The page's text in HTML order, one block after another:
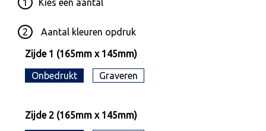
1 Kies een aantal
2 Aantal kleuren opdruk
Zijde 1 (165mm x 145mm)
Onbedrukt Graveren
Zijde 2 (165mm x 145mm)